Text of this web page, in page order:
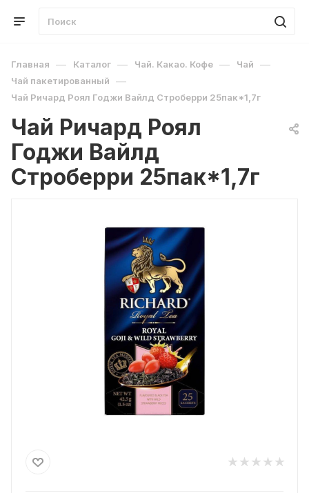
Главная — Каталог — Чай. Какао. Кофе — Чай —
Чай пакетированный —
Чай Ричард Роял Годжи Вайлд Строберри 25пак*1,7г
Чай Ричард Роял
Годжи Вайлд
Строберри 25пак*1,7г